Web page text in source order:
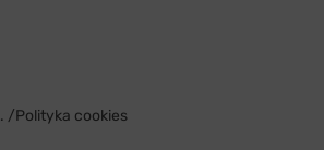
/Polityka cookies